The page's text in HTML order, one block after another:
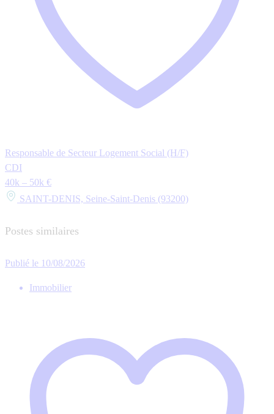
Responsable de Secteur Logement Social (H/F)
CDI
40k – 50k €
SAINT-DENIS, Seine-Saint-Denis (93200)
Postes similaires
Publié le 10/08/2026
Immobilier